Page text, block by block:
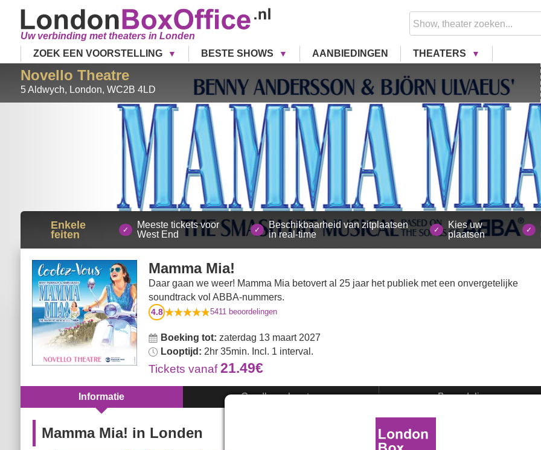
Uw verbinding met theaters in Londen
ZOEK EEN VOORSTELLING
BESTE SHOWS AANBIEDINGEN THEATERS
Novello Theatre
5 Aldwych, London, WC2B 4LD
Enkele
feiten
Meeste tickets voor
West End
Beschikbaarheid van zitplaatsen
in real-time
Kies uw
plaatsen
Mamma Mia!
Daar gaan we weer! Mamma Mia betovert al 25 jaar het publiek met een onvergetelijke
soundtrack vol ABBA-nummers.
4.8 5411 beoordelingen
Boeking tot: zaterdag 13 maart 2027
Looptijd: 2hr 35min. Incl. 1 interval.
Ticketsvanaf21.49€
Informatie Goedkope kaarten Beoordelingen
Mamma Mia! in Londen